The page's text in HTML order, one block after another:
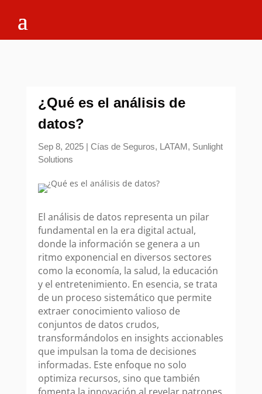
¿Qué es el análisis de
datos?
Sep 8, 2025| Cías de Seguros, LATAM, Sunlight
Solutions
El análisis de datos representa un pilar
fundamental en la era digital actual,
donde la información se genera a un
ritmo exponencial en diversos sectores
como la economía, la salud, la educación
y el entretenimiento. En esencia, se trata
de un proceso sistemático que permite
extraer conocimiento valioso de
conjuntos de datos crudos,
transformándolos en insights accionables
que impulsan la toma de decisiones
informadas. Este enfoque no solo
optimiza recursos, sino que también